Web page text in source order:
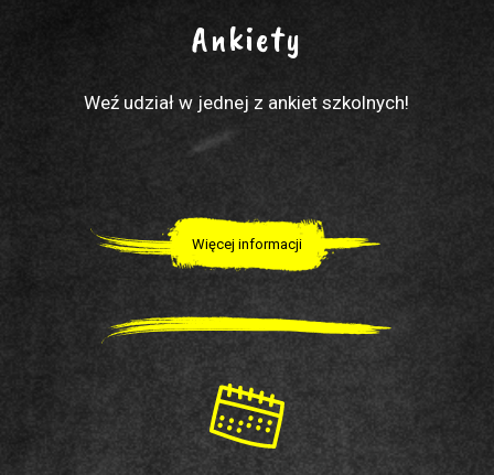
Ankiety
Weź udział w jednej z ankiet szkolnych!
Więcej informacji